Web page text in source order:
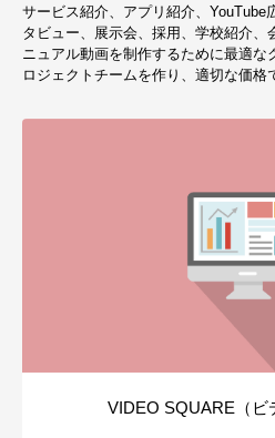
サービス紹介、アプリ紹介、YouTube
タビュー、展示会、採用、学校紹介、
ニュアル動画を制作するために最適
ロジェクトチームを作り、適切な価格
VIDEO SQUARE（ビ